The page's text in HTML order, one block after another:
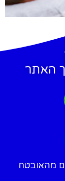
האתר
מהאובטח